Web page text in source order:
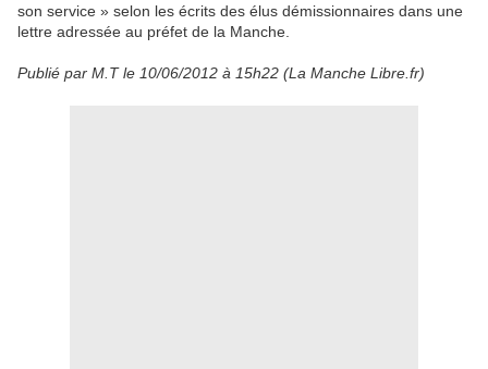
son service » selon les écrits des élus démissionnaires dans une
lettre adressée au préfet de la Manche.
Publié par M.T le 10/06/2012 à 15h22 (La Manche Libre.fr)